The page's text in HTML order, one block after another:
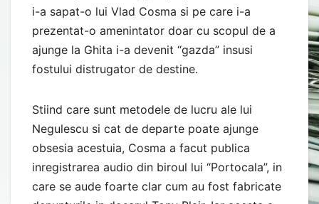
i-a sapat-o lui Vlad Cosma si pe care i-a
prezentat-o amenintator doar cu scopul de a
ajunge la Ghita i-a devenit “gazda” insusi
fostului distrugator de destine.
Stiind care sunt metodele de lucru ale lui
Negulescu si cat de departe poate ajunge
obsesia acestuia, Cosma a facut publica
inregistrarea audio din biroul lui “Portocala”, in
care se aude foarte clar cum au fost fabricate